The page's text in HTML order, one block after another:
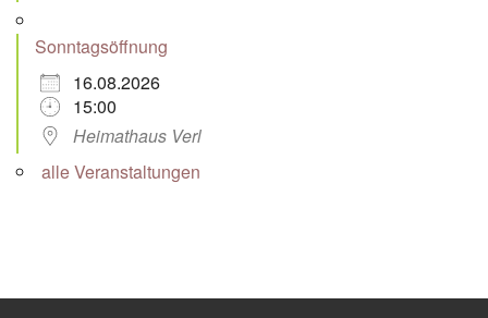
Sonntagsöffnung
16.08.2026
15:00
Heimathaus Verl
alle Veranstaltungen